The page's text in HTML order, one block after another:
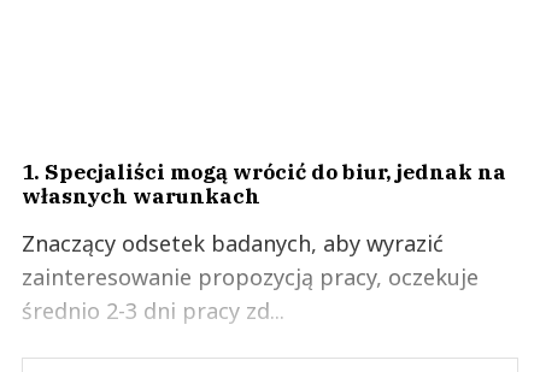
1. Specjaliści mogą wrócić do biur, jednak na
własnych warunkach
Znaczący odsetek badanych, aby wyrazić
zainteresowanie propozycją pracy, oczekuje
średnio 2-3 dni pracy zd...